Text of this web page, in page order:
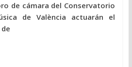
de cámara del Conservatorio
de València actuarán el